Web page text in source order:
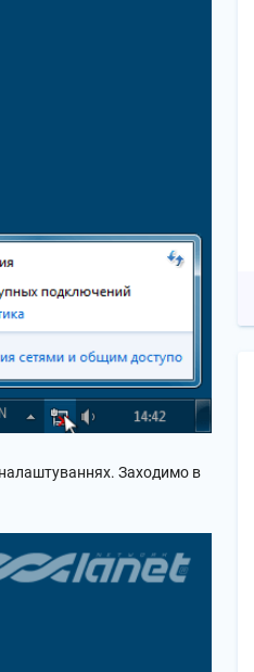
Заходимо в